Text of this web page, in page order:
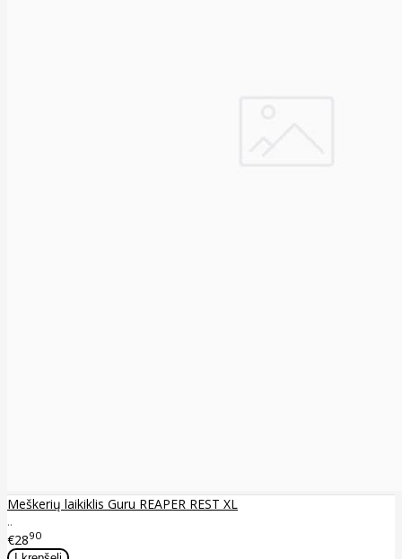
Meškerių laikiklis Guru REAPER REST XL
..
€2890